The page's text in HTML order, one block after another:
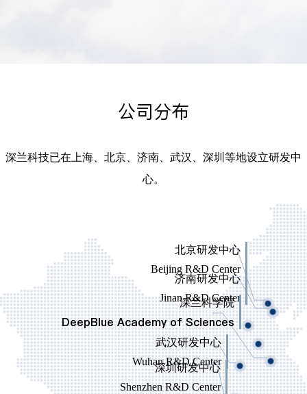
公司分布
深兰科技已在上海、北京、济南、武汉、深圳等地设立研发中
心。
北京研发中心
Beijing R&D Center
济南研发中心
Jinan R&D Center
深兰科学院
DeepBlue Academy of Sciences
武汉研发中心
Wuhan R&D Center
深圳研发中心
Shenzhen R&D Center